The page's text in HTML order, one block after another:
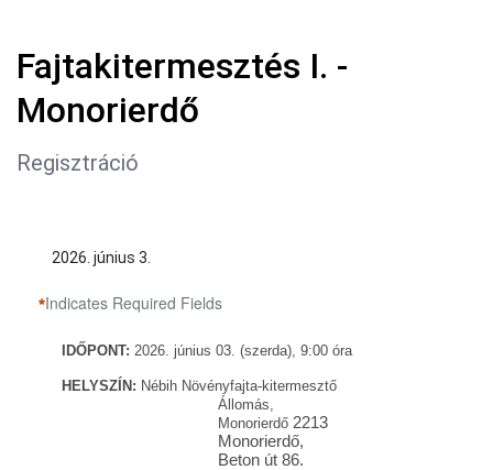
Fajtakitermesztés I. -
Monorierdő
Regisztráció
2026. június 3.
Indicates Required Fields
IDŐPONT: 2026. június 03. (szerda), 9:00 óra
HELYSZÍN: Nébih Növényfajta-kitermesztő
Állomás,
Monorierdő 2213
Monorierdő,
Beton út 86.